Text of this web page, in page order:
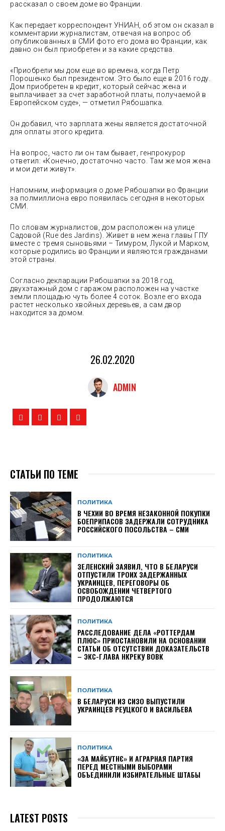
рассказал о своем доме во Франции.
Как передает корреспондент УНИАН, об этом он сказал в
комментарии журналистам, отвечая на вопрос об
опубликованных в СМИ фото его дома во Франции, как
давно он был приобретен и за какие средства.
«Приобрели мы дом еще во времена, когда Петр
Порошенко был президентом. Это было еще в 2016 году.
Дом приобретен в кредит, который сейчас жена и
выплачивает за счет заработной платы, получаемой в
Европейском суде», — отметил Рябошапка.
Он добавил, что зарплата жены является достаточной
для оплаты этого кредита.
На вопрос, часто ли он там бывает, генпрокурор
ответил: «Конечно, достаточно часто. Там же моя жена
и мои дети живут».
Напомним, информация о доме Рябошапки во Франции
за полмиллиона евро появилась сегодня в некоторых
СМИ.
По словам журналистов, дом расположен на улице
Садовой (Rue des Jardins). Живет в нем жена главы ГПУ
вместе с тремя сыновьями – Тимуром, Лукой и Марком,
которые родились во Франции и являются гражданами
этой страны.
Согласно декларации Рябошапки за 2018 год,
двухэтажный дом с гаражом расположен на участке
земли площадью чуть более 4 соток. Возле его входа
растет несколько хвойных деревьев, а сам двор
находится за домом.
26.02.2020
ADMIN
СТАТЬИ ПО ТЕМЕ
ПОЛИТИКА
В ЧЕХИИ ВО ВРЕМЯ НЕЗАКОННОЙ ПОКУПКИ
БОЕПРИПАСОВ ЗАДЕРЖАЛИ СОТРУДНИКА
РОССИЙСКОГО ПОСОЛЬСТВА – СМИ
ПОЛИТИКА
ЗЕЛЕНСКИЙ ЗАЯВИЛ, ЧТО В БЕЛАРУСИ
ОТПУСТИЛИ ТРОИХ ЗАДЕРЖАННЫХ
УКРАИНЦЕВ, ПЕРЕГОВОРЫ ОБ
ОСВОБОЖДЕНИИ ЧЕТВЕРТОГО
ПРОДОЛЖАЮТСЯ
ПОЛИТИКА
РАССЛЕДОВАНИЕ ДЕЛА «РОТТЕРДАМ
ПЛЮС» ПРИОСТАНОВИЛИ НА ОСНОВАНИИ
СТАТЬИ ОБ ОТСУТСТВИИ ДОКАЗАТЕЛЬСТВ
– ЭКС-ГЛАВА НКРЕКУ ВОВК
ПОЛИТИКА
В БЕЛАРУСИ ИЗ СИЗО ВЫПУСТИЛИ
УКРАИНЦЕВ РЕУЦКОГО И ВАСИЛЬЕВА
ПОЛИТИКА
«ЗА МАЙБУТНЄ» И АГРАРНАЯ ПАРТИЯ
ПЕРЕД МЕСТНЫМИ ВЫБОРАМИ
ОБЪЕДИНИЛИ ИЗБИРАТЕЛЬНЫЕ ШТАБЫ
LATEST POSTS